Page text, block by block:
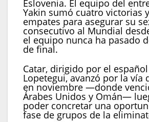
Eslovenia. El equipo del
Yakin sumó cuatro victorias
empates para asegurar su
consecutivo al Mundial
el equipo nunca ha pasado
de final.
Catar, dirigido por el español
Lopetegui, avanzó por la vía
en noviembre —donde
Árabes Unidos y Omán—
poder concretar una
fase de grupos de la